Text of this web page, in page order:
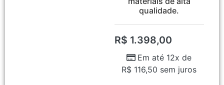
qualidade.
R$ 1.398,00
Em até 12x de
R$ 116,50 sem juros